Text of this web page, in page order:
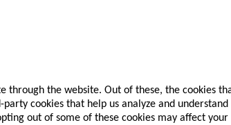
the website. Out of these, the cookies
cookies that help us analyze and
out of some of these cookies may affect